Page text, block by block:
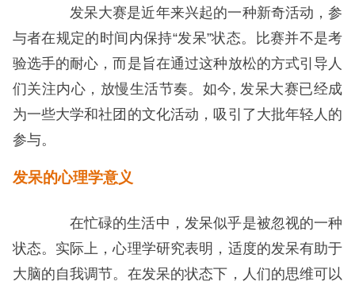
发呆大赛是近年来兴起的一种新奇活动，参
与者在规定的时间内保持“发呆”状态。比赛并不是考
验选手的耐心，而是旨在通过这种放松的方式引导人
们关注内心，放慢生活节奏。如今, 发呆大赛已经成
为一些大学和社团的文化活动，吸引了大批年轻人的
参与。
发呆的心理学意义
在忙碌的生活中，发呆似乎是被忽视的一种
状态。实际上，心理学研究表明，适度的发呆有助于
大脑的自我调节。在发呆的状态下，人们的思维可以